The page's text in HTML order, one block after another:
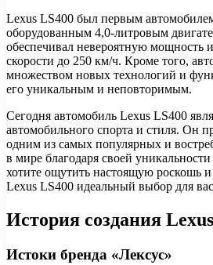
Lexus LS400 был первым
оборудованным 4,0-литровым
обеспечивал невероятную мощность
скорости до 250 км/ч. Кроме того,
множеством новых технологий и
его уникальным и неповторимым.
Сегодня автомобиль Lexus LS400
автомобильного спорта и стиля. Он
одним из самых популярных и
в мире благодаря своей
хотите ощутить настоящую роскошь
Lexus LS400 идеальный выбор для
История создания
Истоки бренда «Лексус»